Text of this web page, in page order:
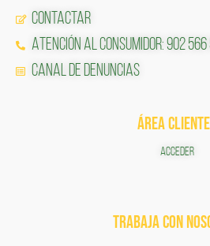
Contactar
Atención al Consumidor: 902 566
Canal de Denuncias
ÁREA
ACCEDER
TRABAJA CON